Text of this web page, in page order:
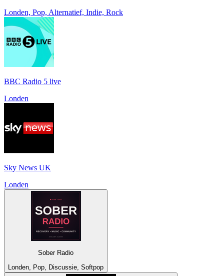
Londen, Pop, Alternatief, Indie, Rock
BBC Radio 5 live
Londen
Sky News UK
Londen
Sober Radio
Londen, Pop, Discussie, Softpop